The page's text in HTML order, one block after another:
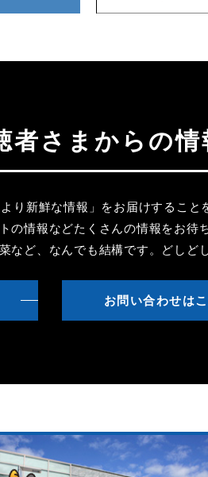
者さまからの
り新鮮な情報」をお届けすること
の情報などたくさんの情報をお待
など、なんでも結構です。どしど
お問い合わせは